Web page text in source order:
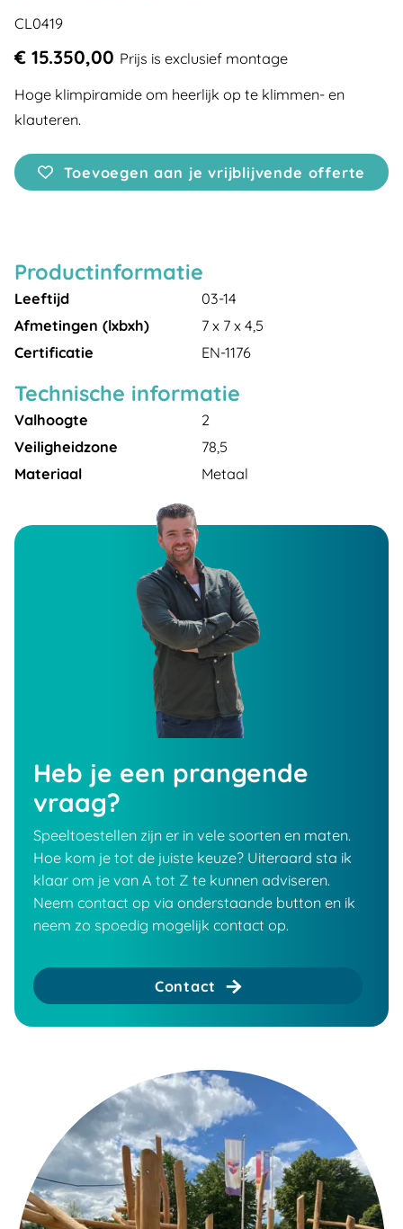
CL0419
€ 15.350,00 Prijs is exclusief montage
Hoge klimpiramide om heerlijk op te klimmen- en
klauteren.
Toevoegen aan je vrijblijvende offerte
Productinformatie
Leeftijd
03-14
Afmetingen (lxbxh)
7 x 7 x 4,5
Certificatie
EN-1176
Technische informatie
Valhoogte
2
Veiligheidzone
78,5
Materiaal
Metaal
Heb je een prangende
vraag?
Speeltoestellen zijn er in vele soorten en maten.
Hoe kom je tot de juiste keuze? Uiteraard sta ik
klaar om je van A tot Z te kunnen adviseren.
Neem contact op via onderstaande button en ik
neem zo spoedig mogelijk contact op.
Contact